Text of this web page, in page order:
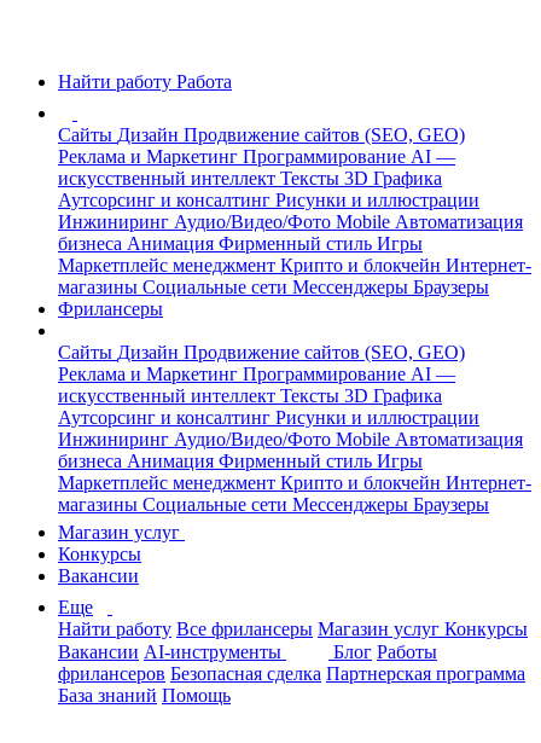
Найти работу Работа
Сайты Дизайн Продвижение сайтов (SEO, GEO)
Реклама и Маркетинг Программирование AI —
искусственный интеллект Тексты 3D Графика
Аутсорсинг и консалтинг Рисунки и иллюстрации
Инжиниринг Аудио/Видео/Фото Mobile Автоматизация
бизнеса Анимация Фирменный стиль Игры
Маркетплейс менеджмент Крипто и блокчейн Интернет-
магазины Социальные сети Мессенджеры Браузеры
Фрилансеры
Сайты Дизайн Продвижение сайтов (SEO, GEO)
Реклама и Маркетинг Программирование AI —
искусственный интеллект Тексты 3D Графика
Аутсорсинг и консалтинг Рисунки и иллюстрации
Инжиниринг Аудио/Видео/Фото Mobile Автоматизация
бизнеса Анимация Фирменный стиль Игры
Маркетплейс менеджмент Крипто и блокчейн Интернет-
магазины Социальные сети Мессенджеры Браузеры
Магазин услуг
Конкурсы
Вакансии
Еще
Найти работу Все фрилансеры Магазин услуг Конкурсы
Вакансии AI-инструменты Блог Работы
фрилансеров Безопасная сделка Партнерская программа
База знаний Помощь